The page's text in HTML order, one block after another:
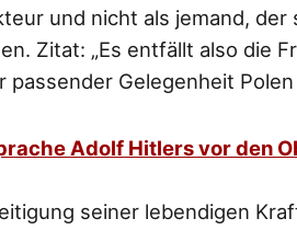
und nicht als jemand, der
Zitat: „Es entfällt also die
Gelegenheit
Adolf Hitlers vor den
seiner lebendigen